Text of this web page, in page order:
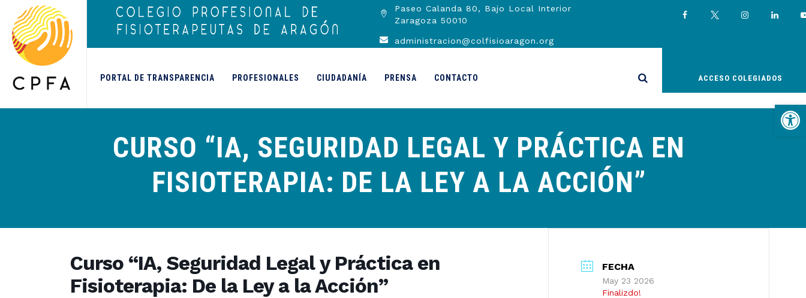
contenido
Paseo Calanda 80, Bajo Local Interior
Zaragoza 50010
administracion@colfisioaragon.org
ACCESO COLEGIADOS
PORTAL DE TRANSPARENCIA PROFESIONALES CIUDADANÍA PRENSA CONTACTO
CURSO “IA, SEGURIDAD LEGAL Y PRÁCTICA EN
FISIOTERAPIA: DE LA LEY A LA ACCIÓN”
Curso “IA, Seguridad Legal y Práctica en
Fisioterapia: De la Ley a la Acción”
FECHA
May 23 2026
Finalizdo!